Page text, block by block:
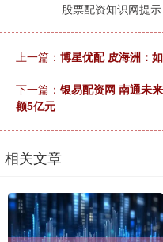
股票配资知识网提
上一篇： 博星优配 皮海洲：
下一篇： 银易配资网 南通未
额5亿元
相关文章